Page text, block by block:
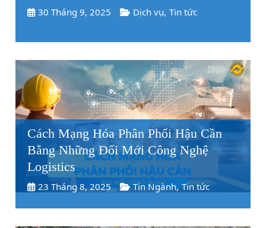
30 Tháng 9, 2025 Dịch vụ, Tin tức
Cách Mạng Hóa Phân Phối Hậu Cần
Bằng Những Đổi Mới Công Nghệ
Logistics
23 Tháng 8, 2025 Tin Ngành, Tin tức